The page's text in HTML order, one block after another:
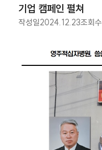
기업 캠페인 펼쳐
작성일2024.12.23조회수